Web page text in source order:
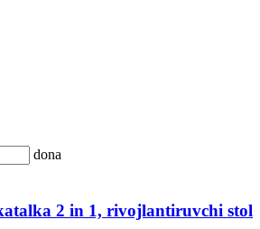
dona
2 in 1, rivojlantiruvchi stol